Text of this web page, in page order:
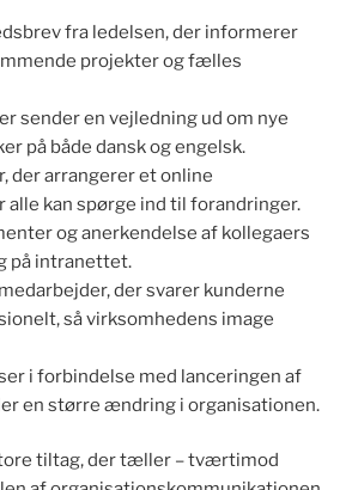
fra ledelsen, der informerer
projekter og fælles
sender en vejledning ud om nye
på både dansk og engelsk.
der arrangerer et online
alle kan spørge ind til forandringer.
og anerkendelse af kollegaers
på intranettet.
der svarer kunderne
så virksomhedens image
i forbindelse med lanceringen af
en større ændring i organisationen.
tiltag, der tæller – tværtimod